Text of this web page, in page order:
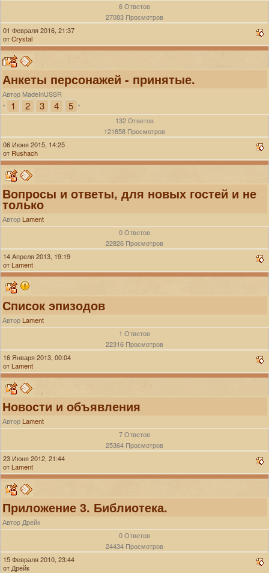
6 Ответов
27083 Просмотров
01 Февраля 2016, 21:37
отCrystal
Анкеты персонажей - принятые.
Автор MadeInUSSR
« 1 2 3 4 5 »
132 Ответов
121858 Просмотров
06 Июня 2015, 14:25
от Rushach
Вопросы и ответы, для новых гостей и не
только
Автор Lament
0 Ответов
22826 Просмотров
14 Апреля 2013, 19:19
от Lament
Список эпизодов
Автор Lament
1 Ответов
22316 Просмотров
16 Января 2013, 00:04
от Lament
Новости и объявления
Автор Lament
7 Ответов
25364 Просмотров
23 Июня 2012, 21:44
от Lament
Приложение 3. Библиотека.
Автор Дрейк
0 Ответов
24434 Просмотров
15 Февраля 2010, 23:44
от Дрейк